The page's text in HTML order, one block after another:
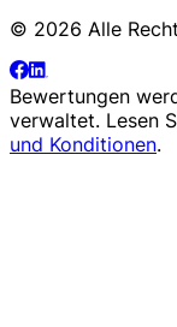
© 2026 Alle
Bewertungen
verwaltet. Lesen
und Konditionen.